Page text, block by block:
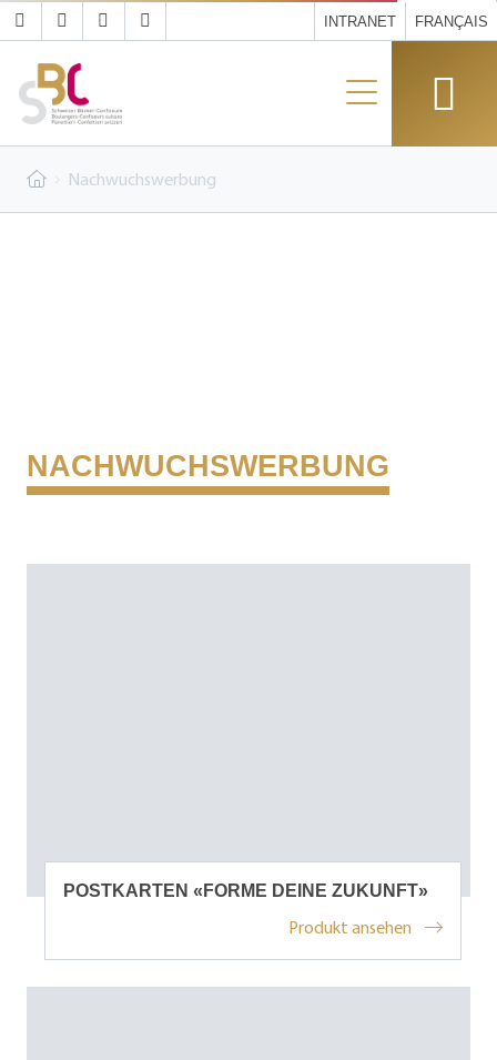
INTRANET FRANÇAIS
Nachwuchswerbung
NACHWUCHSWERBUNG
POSTKARTEN «FORME DEINE ZUKUNFT»
Produkt ansehen